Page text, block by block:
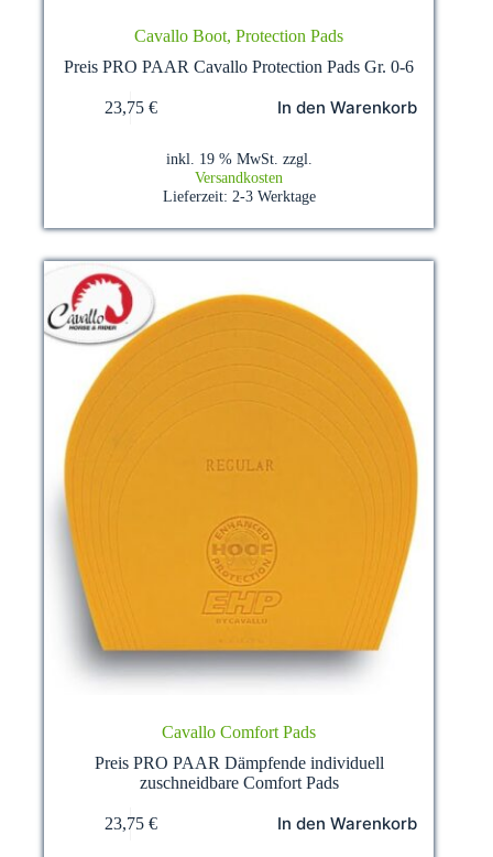
Cavallo Boot, Protection Pads
Preis PRO PAAR Cavallo Protection Pads Gr. 0-6
23,75 € In den Warenkorb
inkl. 19 % MwSt. zzgl.
Versandkosten
Lieferzeit: 2-3 Werktage
Cavallo Comfort Pads
Preis PRO PAAR Dämpfende individuell
zuschneidbare Comfort Pads
23,75 € In den Warenkorb